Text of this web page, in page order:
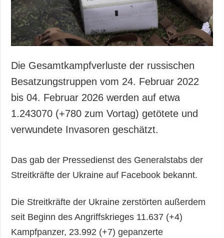
Die Gesamtkampfverluste der russischen
Besatzungstruppen vom 24. Februar 2022
bis 04. Februar 2026 werden auf etwa
1.243070 (+780 zum Vortag) getötete und
verwundete Invasoren geschätzt.
Das gab der Pressedienst des Generalstabs der
Streitkräfte der Ukraine auf Facebook bekannt.
Die Streitkräfte der Ukraine zerstörten außerdem
seit Beginn des Angriffskrieges 11.637 (+4)
Kampfpanzer, 23.992 (+7) gepanzerte